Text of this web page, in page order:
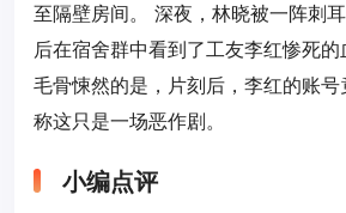
至隔壁房间。 深夜，林晓被一阵刺
后在宿舍群中看到了工友李红惨死
毛骨悚然的是，片刻后，李红的账号
称这只是一场恶作剧。
小编点评